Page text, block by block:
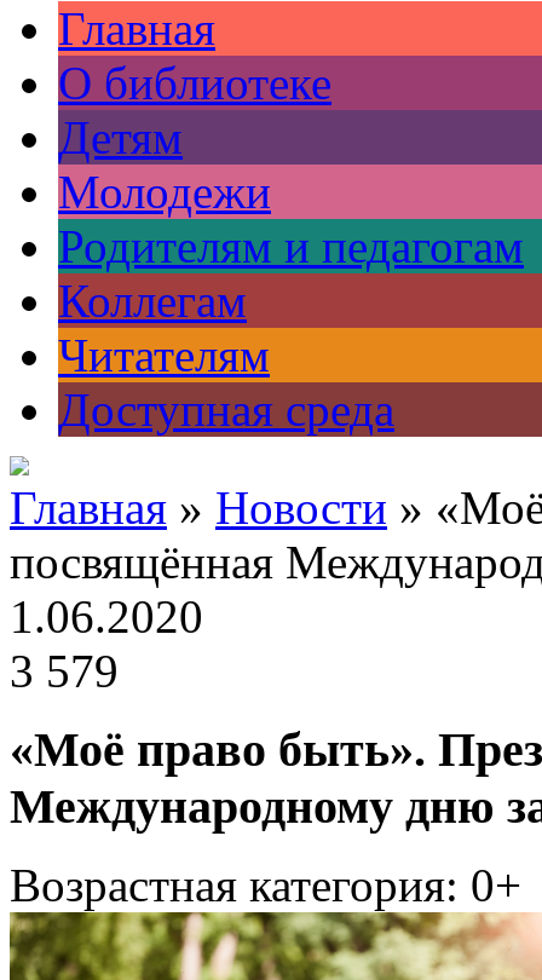
Главная
О библиотеке
Детям
Молодежи
Родителям и педагогам
Коллегам
Читателям
Доступная среда
Главная » Новости »
посвящённая
1.06.2020
3 579
«Моё право быть».
Международному дню
Возрастная категория: 0+